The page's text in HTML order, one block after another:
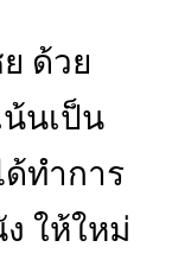
ด้วย
นเป็น
ด้ทำการ
ให้ใหม่